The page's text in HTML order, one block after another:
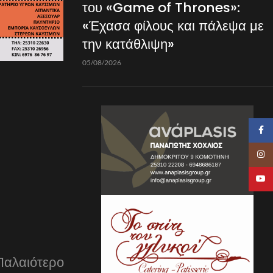
του «Game of Thrones»:
«Έχασα φίλους και πάλεψα με
την κατάθλιψη»
05/08/2026